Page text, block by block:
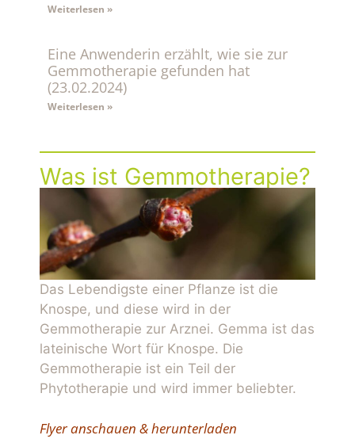
Weiterlesen »
Eine Anwenderin erzählt, wie sie zur
Gemmotherapie gefunden hat
(23.02.2024)
Weiterlesen »
Was ist Gemmotherapie?
Das Lebendigste einer Pflanze ist die
Knospe, und diese wird in der
Gemmotherapie zur Arznei. Gemma ist das
lateinische Wort für Knospe. Die
Gemmotherapie ist ein Teil der
Phytotherapie und wird immer beliebter.
Flyer anschauen & herunterladen